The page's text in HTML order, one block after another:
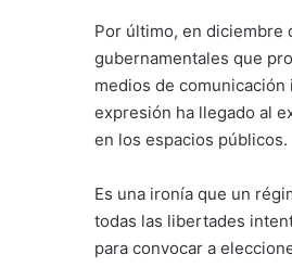
Por último, en diciembre
gubernamentales que
medios de
expresión ha llegado al
en los espacios públicos.
Es una ironía que un
todas las libertades
para convocar a